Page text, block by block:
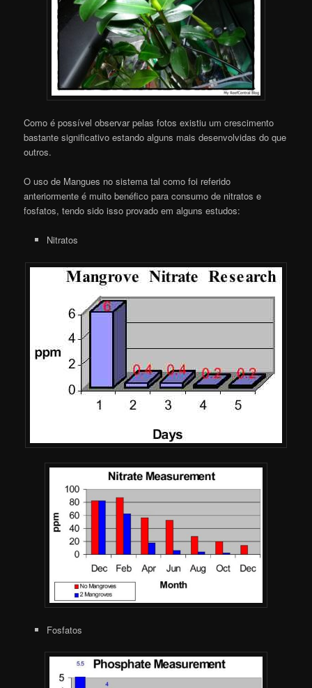
Como é possível observar pelas fotos existiu um crescimento
bastante significativo estando alguns mais desenvolvidas do que
outros.
O uso de Mangues no sistema tal como foi referido
anteriormente é muito benéfico para consumo de nitratos e
fosfatos, tendo sido isso provado em alguns estudos:
Nitratos
Fosfatos